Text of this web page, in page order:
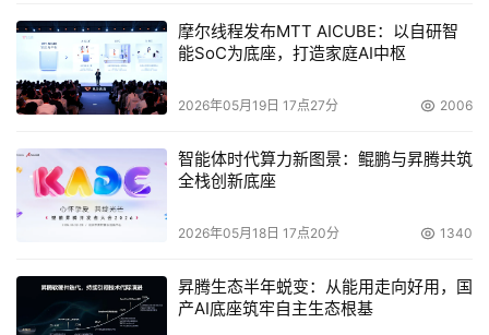
“启明星计划”。
据了解，“启明星计划”就是希望招募各地针对中小企业客
户的分销商和系统集成商，其目标是在2005年找到300家
针对中小企业的合作伙伴，进一步加大EMC在全国的分销
和服务体系。该计划包含一些极具吸引力的优惠和奖励措
施，以吸引在行业内具有经验的IT分销商和系统集成商。
组织架构“动了手术”。据悉，EMC已经针对中小型企业成立
摩尔线程发布MTT AICUBE：以自研智
能SoC为底座，打造家庭AI中枢
2026年05月19日 17点27分 2006
智能体时代算力新图景：鲲鹏与昇腾共筑
全栈创新底座
2026年05月18日 17点20分 1340
昇腾生态半年蜕变：从能用走向好用，国
产AI底座筑牢自主生态根基